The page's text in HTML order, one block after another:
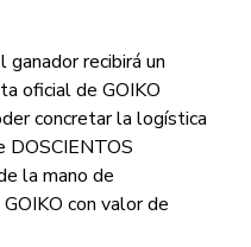
recibirá un
oficial de GOIKO
concretar la logística
DOSCIENTOS
la mano de
con valor de